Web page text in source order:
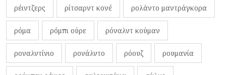
ρέιντζερς ρίτσαρντ κονέ ρολάντο μαντράγκορα
ρόμα ρόμπι ούρε ρόναλντ κούμαν
ροναλντίνιο ρονάλντο ρόουζ ρουμανία